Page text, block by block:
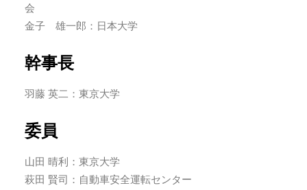
会
金子 雄一郎：日本大学
幹事長
羽藤 英二：東京大学
委員
山田 晴利：東京大学
萩田 賢司：自動車安全運転センター